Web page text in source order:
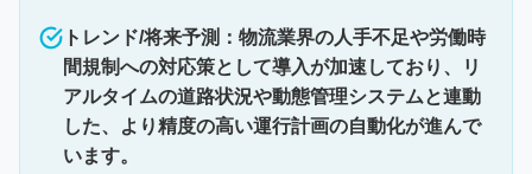
トレンド/将来予測：物流業界の人手不足や労働時
間規制への対応策として導入が加速しており、リ
アルタイムの道路状況や動態管理システムと連動
した、より精度の高い運行計画の自動化が進んで
います。